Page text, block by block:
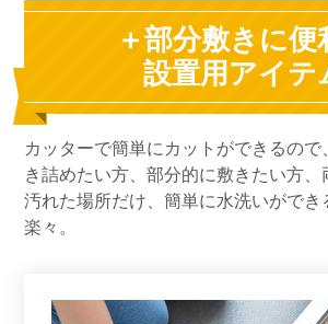
＋部分敷きに便
設置用アイテ
カッターで簡単にカットができるので
き詰めたい方、部分的に敷きたい方、
汚れた場所だけ、簡単に水洗いができ
楽々。